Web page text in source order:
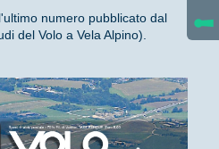
l'ultimo numero pubblicato dal
del Volo a Vela Alpino).